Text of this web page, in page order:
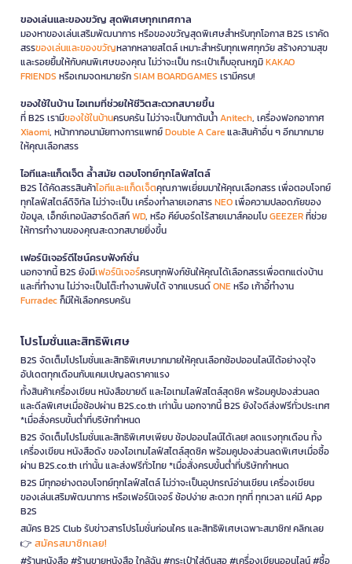
ของเล่นและของขวัญ สุดพิเศษทุกเทศกาล
มองหาของเล่นเสริมพัฒนาการ หรือของขวัญสุดพิเศษสำหรับทุกโอกาส B2S เราคัด
สรรของเล่นและของขวัญหลากหลายสไตล์ เหมาะสำหรับทุกเพศทุกวัย สร้างความสุข
และรอยยิ้มให้กับคนพิเศษของคุณ ไม่ว่าจะเป็น กระเป๋าเก็บอุณหภูมิKAKAO
FRIENDS หรือเกมจดหมายรักSIAM BOARDGAMES เรามีครบ!
ของใช้ในบ้าน ไอเทมที่ช่วยให้ชีวิตสะดวกสบายขึ้น
ที่ B2S เรามีของใช้ในบ้านครบครัน ไม่ว่าจะเป็นกาต้มน้ำAnitech, เครื่องฟอกอากาศ
Xiaomi, หน้ากากอนามัยทางการแพทย์Double A Careและสินค้าอื่น ๆ อีกมากมาย
ให้คุณเลือกสรร
ไอทีและแก็ดเจ็ต ล้ำสมัย ตอบโจทย์ทุกไลฟ์สไตล์
B2S ได้คัดสรรสินค้าไอทีและแก็ดเจ็ตคุณภาพเยี่ยมมาให้คุณเลือกสรร เพื่อตอบโจทย์
ทุกไลฟ์สไตล์ดิจิทัล ไม่ว่าจะเป็น เครื่องทำลายเอกสารNEOเพื่อความปลอดภัยของ
ข้อมูล, เอ็กซ์เทอนัลฮาร์ดดิสก์WD, หรือ คีย์บอร์ดไร้สายเมาส์คอมโบGEEZERที่ช่วย
ให้การทำงานของคุณสะดวกสบายยิ่งขึ้น
เฟอร์นิเจอร์ดีไซน์ครบฟังก์ชั่น
นอกจากนี้ B2S ยังมีเฟอร์นิเจอร์ครบทุกฟังก์ชันให้คุณได้เลือกสรรเพื่อตกแต่งบ้าน
และที่ทำงาน ไม่ว่าจะเป็นโต๊ะทำงานพับได้ จากแบรนด์ONEหรือ เก้าอี้ทำงาน
Furradecก็มีให้เลือกครบครัน
โปรโมชั่นและสิทธิพิเศษ
B2S จัดเต็มโปรโมชั่นและสิทธิพิเศษมากมายให้คุณเลือกช้อปออนไลน์ได้อย่างจุใจ
อัปเดตทุกเดือนกับแคมเปญลดราคาแรง
ทั้งสินค้าเครื่องเขียน หนังสือขายดี และไอเทมไลฟ์สไตล์สุดชิค พร้อมคูปองส่วนลด
และดีลพิเศษเมื่อช้อปผ่าน B2S.co.th เท่านั้น นอกจากนี้ B2S ยังใจดีส่งฟรีทั่วประเทศ
*เมื่อสั่งครบขั้นต่ำที่บริษัทกำหนด
B2S จัดเต็มโปรโมชั่นและสิทธิพิเศษเพียบ ช้อปออนไลน์ได้เลย! ลดแรงทุกเดือน ทั้ง
เครื่องเขียน หนังสือดัง ของไอเทมไลฟ์สไตล์สุดชิค พร้อมคูปองส่วนลดพิเศษเมื่อซื้อ
ผ่าน B2S.co.th เท่านั้น และส่งฟรีทั่วไทย *เมื่อสั่งครบขั้นต่ำที่บริษัทกำหนด
B2S มีทุกอย่างตอบโจทย์ทุกไลฟ์สไตล์ ไม่ว่าจะเป็นอุปกรณ์อ่านเขียน เครื่องเขียน
ของเล่นเสริมพัฒนาการ หรือเฟอร์นิเจอร์ ช้อปง่าย สะดวก ทุกที่ ทุกเวลา แค่มี App
B2S
สมัคร B2S Club รับข่าวสารโปรโมชั่นก่อนใคร และสิทธิพิเศษเฉพาะสมาชิก! คลิกเลย
👉 สมัครสมาชิกเลย!
#ร้านหนังสือ #ร้านขายหนังสือ ใกล้ฉัน #กระเป๋าใส่ดินสอ #เครื่องเขียนออนไลน์ #ซื้อ